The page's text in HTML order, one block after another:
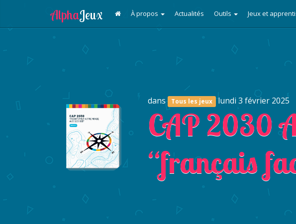
À propos Actualités Outils Jeux et
dans Tous les jeux lundi 3 février 2025
CAP 2030
“français